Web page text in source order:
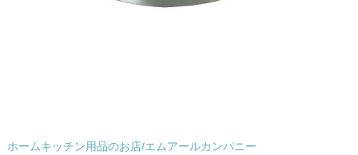
ホームキッチン用品のお店/エムアールカンパニー